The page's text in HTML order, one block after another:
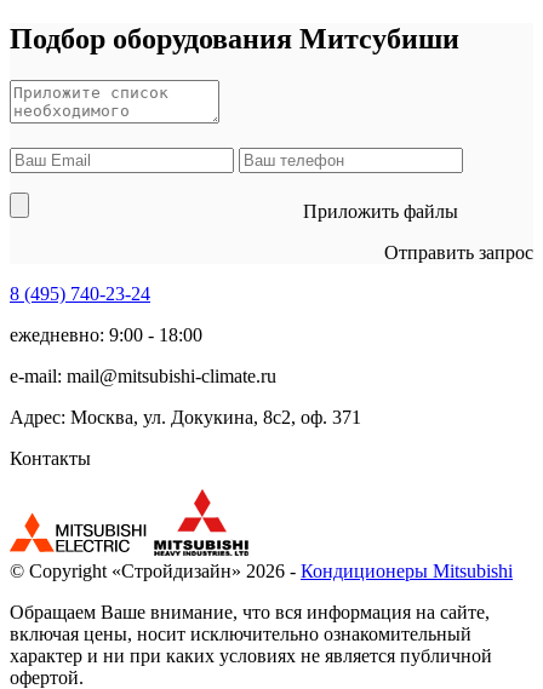
Подбор оборудования Митсубиши
Приложить файлы
Отправить запрос
8 (495) 740-23-24
ежедневно: 9:00 - 18:00
e-mail: mail@mitsubishi-climate.ru
Адрес: Москва, ул. Докукина, 8с2, оф. 371
Контакты
© Copyright «Стройдизайн» 2026 - Кондиционеры Mitsubishi
Обращаем Ваше внимание, что вся информация на сайте,
включая цены, носит исключительно ознакомительный
характер и ни при каких условиях не является публичной
офертой.